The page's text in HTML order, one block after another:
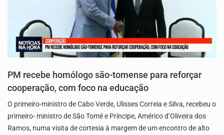
PM recebe homólogo são-tomense para reforçar
cooperação, com foco na educação
O primeiro-ministro de Cabo Verde, Ulisses Correia e Silva, recebeu o
primeiro- ministro de São Tomé e Príncipe, Américo d’Oliveira dos
Ramos, numa visita de cortesia à margem de um encontro de alto